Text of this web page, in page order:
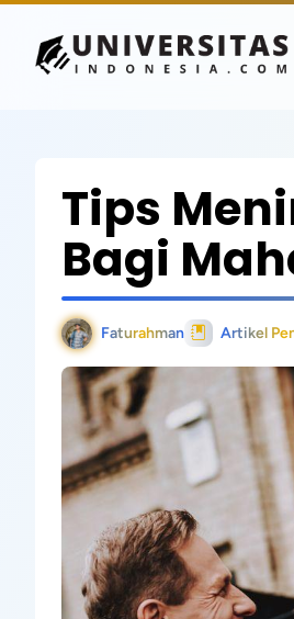
Tips
Bagi
Faturahman Artikel